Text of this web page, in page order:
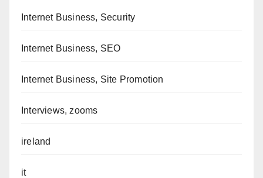
Internet Business, Security
Internet Business, SEO
Internet Business, Site Promotion
Interviews, zooms
ireland
it